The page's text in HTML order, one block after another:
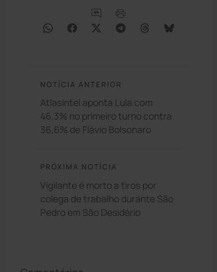
NOTÍCIA ANTERIOR
AtlasIntel aponta Lula com
46,3% no primeiro turno contra
36,6% de Flávio Bolsonaro
PRÓXIMA NOTÍCIA
Vigilante é morto a tiros por
colega de trabalho durante São
Pedro em São Desidério